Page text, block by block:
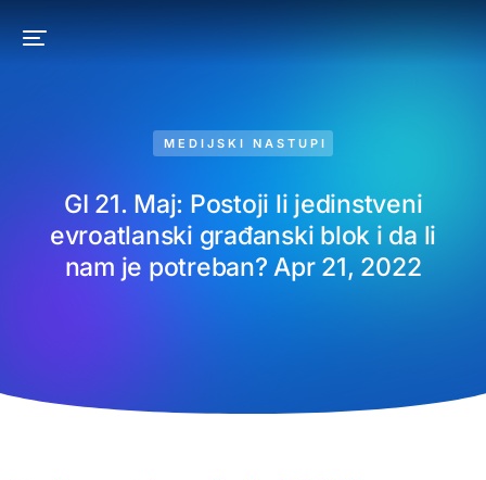
MEDIJSKI NASTUPI
GI 21. Maj: Postoji li jedinstveni
evroatlanski građanski blok i da li
nam je potreban? Apr 21, 2022